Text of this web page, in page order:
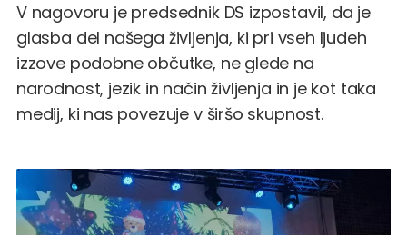
V nagovoru je predsednik DS izpostavil, da je
glasba del našega življenja, ki pri vseh ljudeh
izzove podobne občutke, ne glede na
narodnost, jezik in način življenja in je kot taka
medij, ki nas povezuje v širšo skupnost.